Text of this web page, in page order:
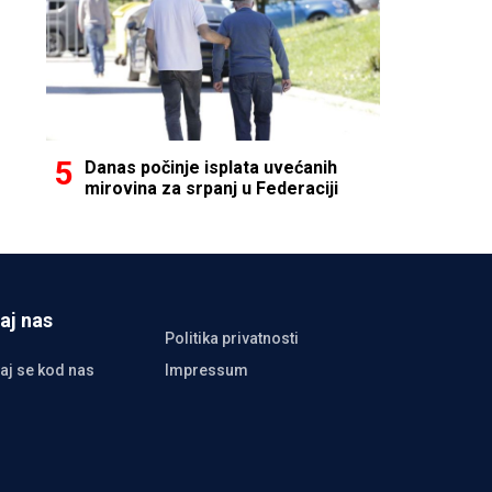
Danas počinje isplata uvećanih
mirovina za srpanj u Federaciji
nas
Politika privatnosti
se kod nas
Impressum